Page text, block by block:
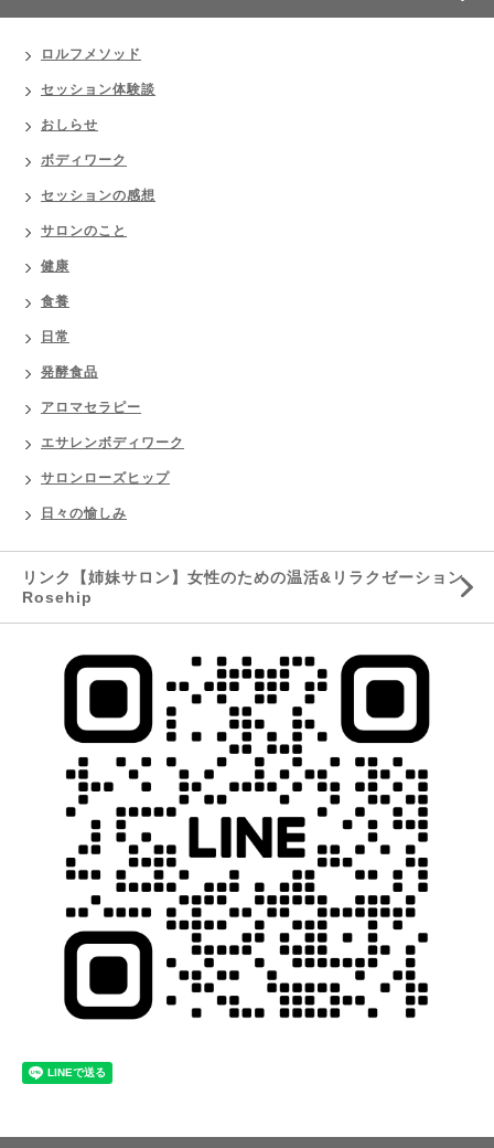
ロルフメソッド
セッション体験談
おしらせ
ボディワーク
セッションの感想
サロンのこと
健康
食養
日常
発酵食品
アロマセラピー
エサレンボディワーク
サロンローズヒップ
日々の愉しみ
リンク【姉妹サロン】女性のための温活&リラクゼーション
Rosehip